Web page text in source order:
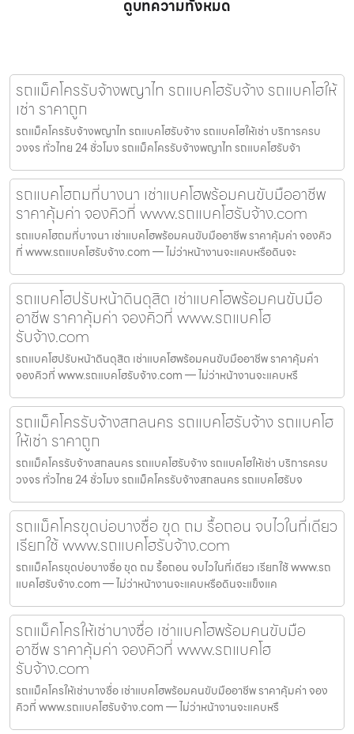
ดูบทความทั้งหมด
รถแม็คโครรับจ้างพญาไท รถแบคโฮรับจ้าง รถแบคโฮให้
เช่า ราคาถูก
รถแม็คโครรับจ้างพญาไท รถแบคโฮรับจ้าง รถแบคโฮให้เช่า บริการครบ
วงจร ทั่วไทย 24 ชั่วโมง รถแม็คโครรับจ้างพญาไท รถแบคโฮรับจ้า
รถแบคโฮถมที่บางนา เช่าแบคโฮพร้อมคนขับมืออาชีพ
ราคาคุ้มค่า จองคิวที่ www.รถแบคโฮรับจ้าง.com
รถแบคโฮถมที่บางนา เช่าแบคโฮพร้อมคนขับมืออาชีพ ราคาคุ้มค่า จองคิว
ที่ www.รถแบคโฮรับจ้าง.com — ไม่ว่าหน้างานจะแคบหรือดินจะ
รถแบคโฮปรับหน้าดินดุสิต เช่าแบคโฮพร้อมคนขับมือ
อาชีพ ราคาคุ้มค่า จองคิวที่ www.รถแบคโฮ
รับจ้าง.com
รถแบคโฮปรับหน้าดินดุสิต เช่าแบคโฮพร้อมคนขับมืออาชีพ ราคาคุ้มค่า
จองคิวที่ www.รถแบคโฮรับจ้าง.com — ไม่ว่าหน้างานจะแคบหรื
รถแม็คโครรับจ้างสกลนคร รถแบคโฮรับจ้าง รถแบคโฮ
ให้เช่า ราคาถูก
รถแม็คโครรับจ้างสกลนคร รถแบคโฮรับจ้าง รถแบคโฮให้เช่า บริการครบ
วงจร ทั่วไทย 24 ชั่วโมง รถแม็คโครรับจ้างสกลนคร รถแบคโฮรับจ
รถแม็คโครขุดบ่อบางซื่อ ขุด ถม รื้อถอน จบไวในที่เดียว
เรียกใช้ www.รถแบคโฮรับจ้าง.com
รถแม็คโครขุดบ่อบางซื่อ ขุด ถม รื้อถอน จบไวในที่เดียว เรียกใช้ www.รถ
แบคโฮรับจ้าง.com — ไม่ว่าหน้างานจะแคบหรือดินจะแข็งแค
รถแม็คโครให้เช่าบางซื่อ เช่าแบคโฮพร้อมคนขับมือ
อาชีพ ราคาคุ้มค่า จองคิวที่ www.รถแบคโฮ
รับจ้าง.com
รถแม็คโครให้เช่าบางซื่อ เช่าแบคโฮพร้อมคนขับมืออาชีพ ราคาคุ้มค่า จอง
คิวที่ www.รถแบคโฮรับจ้าง.com — ไม่ว่าหน้างานจะแคบหรื